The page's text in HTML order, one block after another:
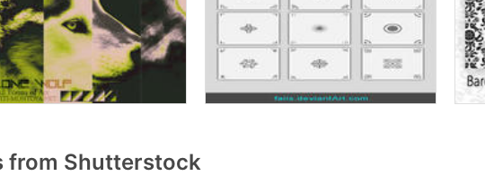
from Shutterstock